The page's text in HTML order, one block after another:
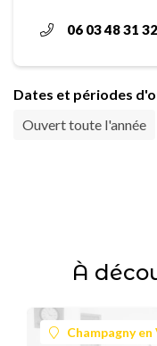
06 03 48 31 32
Dates et périodes
Ouvert toute l'année
À
Champagny en